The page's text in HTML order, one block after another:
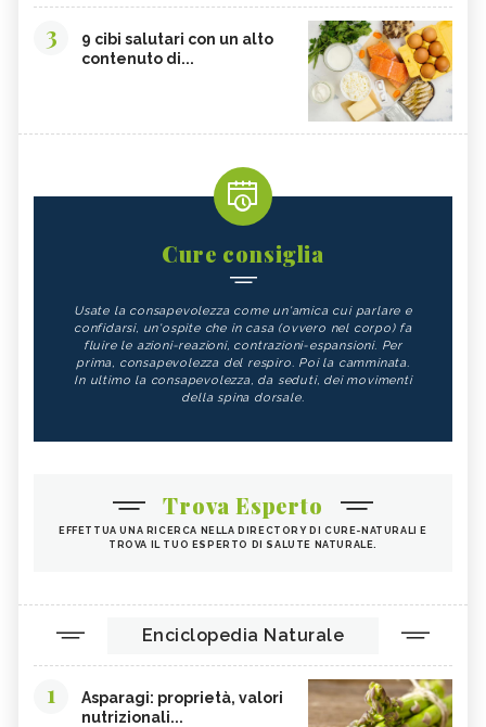
3
9 cibi salutari con un alto
contenuto di...
Cure consiglia
Usate la consapevolezza come un'amica cui parlare e
confidarsi, un'ospite che in casa (ovvero nel corpo) fa
fluire le azioni-reazioni, contrazioni-espansioni. Per
prima, consapevolezza del respiro. Poi la camminata.
In ultimo la consapevolezza, da seduti, dei movimenti
della spina dorsale.
Trova Esperto
EFFETTUA UNA RICERCA NELLA DIRECTORY DI CURE-NATURALI E
TROVA IL TUO ESPERTO DI SALUTE NATURALE.
Enciclopedia Naturale
1
Asparagi: proprietà, valori
nutrizionali...